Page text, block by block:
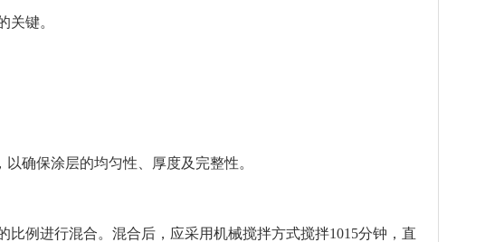
关键。
确保涂层的均匀性、厚度及完整性。
例进行混合。混合后，应采用机械搅拌方式搅拌1015分钟，直